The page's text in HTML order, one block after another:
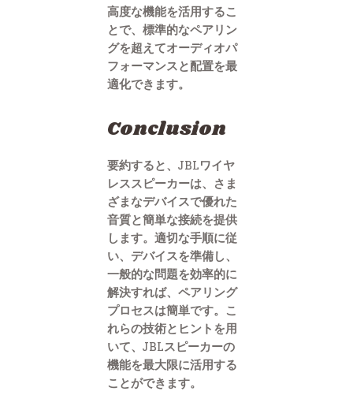
高度な機能を活用するこ
とで、標準的なペアリン
グを超えてオーディオパ
フォーマンスと配置を最
適化できます。
Conclusion
要約すると、JBLワイヤ
レススピーカーは、さま
ざまなデバイスで優れた
音質と簡単な接続を提供
します。適切な手順に従
い、デバイスを準備し、
一般的な問題を効率的に
解決すれば、ペアリング
プロセスは簡単です。こ
れらの技術とヒントを用
いて、JBLスピーカーの
機能を最大限に活用する
ことができます。